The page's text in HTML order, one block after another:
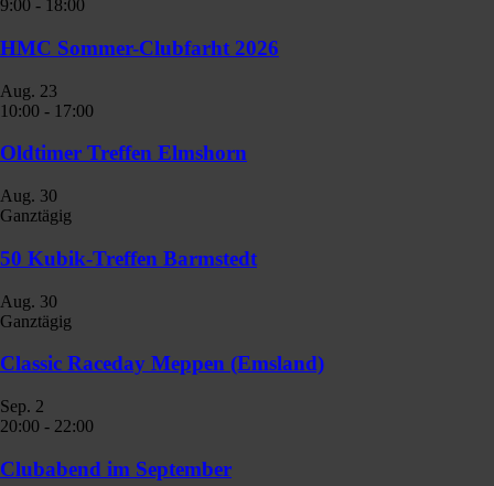
9:00 - 18:00
HMC Sommer-Clubfarht 2026
Aug. 23
10:00 - 17:00
Oldtimer Treffen Elmshorn
Aug. 30
Ganztägig
50 Kubik-Treffen Barmstedt
Aug. 30
Ganztägig
Classic Raceday Meppen (Emsland)
Sep. 2
20:00 - 22:00
Clubabend im September